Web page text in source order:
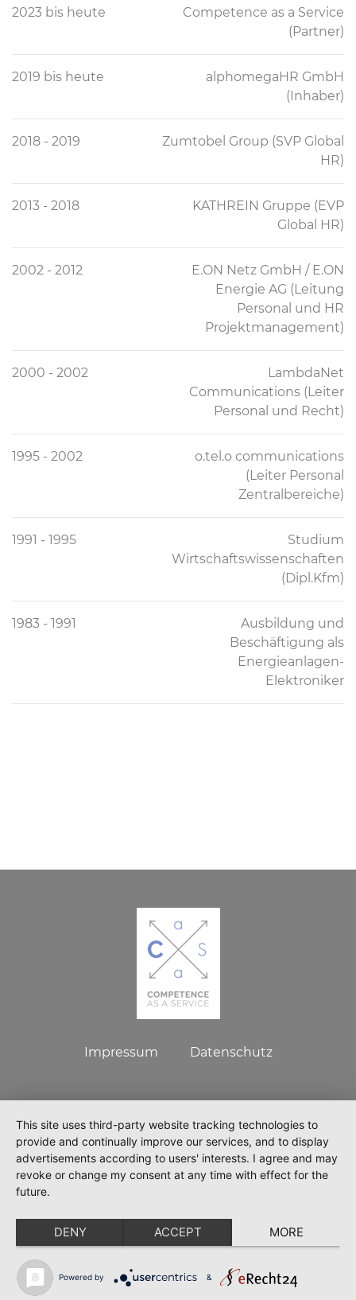
2023 bis heute
Competence as a Service
(Partner)
2019 bis heute
alphomegaHR GmbH
(Inhaber)
2018 - 2019
Zumtobel Group (SVP Global
HR)
2013 - 2018
KATHREIN Gruppe (EVP
Global HR)
2002 - 2012
E.ON Netz GmbH / E.ON
Energie AG (Leitung
Personal und HR
Projektmanagement)
2000 - 2002
LambdaNet
Communications (Leiter
Personal und Recht)
1995 - 2002
o.tel.o communications
(Leiter Personal
Zentralbereiche)
1991 - 1995
Studium
Wirtschaftswissenschaften
(Dipl.Kfm)
1983 - 1991
Ausbildung und
Beschäftigung als
Energieanlagen-
Elektroniker
Impressum Datenschutz
This site uses third-party website tracking technologies to
provide and continually improve our services, and to display
advertisements according to users' interests. I agree and may
revoke or change my consent at any time with effect for the
future.
DENY ACCEPT MORE
Powered by &